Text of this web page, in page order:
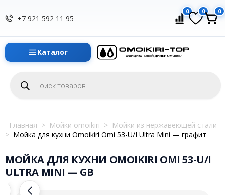
+7 921 592 11 95
0 0 0
Каталог
товаров
Главная > Мойки omoikiri > Мойки из нержавеющей стали
> Мойка для кухни Omoikiri Omi 53-U/I Ultra Mini — графит
МОЙКА ДЛЯ КУХНИ OMOIKIRI OMI 53-U/I
ULTRA MINI — GB